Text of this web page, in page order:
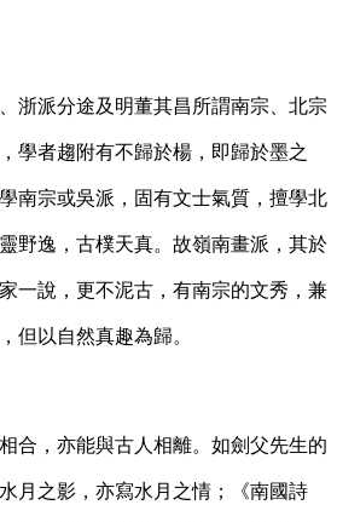
浙派分途及明董其昌所謂南宗、北宗
學者趨附有不歸於楊，即歸於墨之
南宗或吳派，固有文士氣質，擅學北
野逸，古樸天真。故嶺南畫派，其於
一說，更不泥古，有南宗的文秀，兼
但以自然真趣為歸。
合，亦能與古人相離。如劍父先生的
月之影，亦寫水月之情；《南國詩